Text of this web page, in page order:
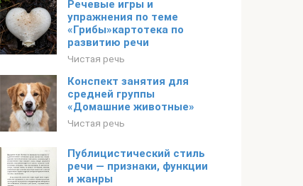
Речевые игры и
упражнения по теме
«Грибы»картотека по
развитию речи
Чистая речь
Конспект занятия для
средней группы
«Домашние животные»
Чистая речь
Публицистический стиль
речи — признаки, функции
и жанры